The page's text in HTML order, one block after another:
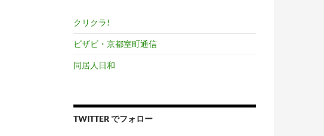
クリクラ!
ビザビ・京都室町通信
同居人日和
TWITTER でフォロー